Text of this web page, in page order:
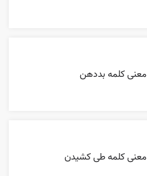
معنی کلمه بددهن
معنی کلمه طی کشیدن